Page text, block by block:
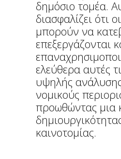
δημόσιο τομέα.
διασφαλίζει ότι
μπορούν να
επεξεργάζονται
ελεύθερα αυτές
υψηλής
νομικούς
προωθώντας μια
καινοτομίας.